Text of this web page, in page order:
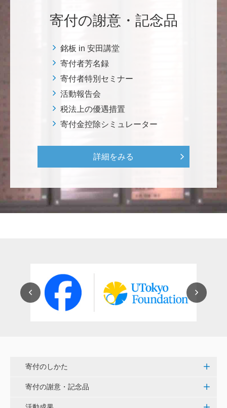
です。 <障害のある学生や研究者の活躍応援基金>
恵良 道信
リベラルアーツとしての経済学をさらに発展させて 下
さい。 <経済学研究科・経済学部支援基金>
紺野 邦昭
世界のISAKI」を実現し、日本を、そして世界をリー
ス・プロジェクト（三崎臨海実験所）>
穴吹 善範
昨春に開催された小石川植物園の観桜会は素晴らし
用いただけると幸いです。 <東京大学動物医療センタ
ー未来基金（東大VMC基金）>
白石流司、その始まりを赤門に。 <ひらけ！赤門プロ
ジェクト>
寄付の謝意・記念品
銘板 in 安田講堂
寄付者芳名録
寄付者特別セミナー
活動報告会
税法上の優遇措置
寄付金控除シミュレーター
詳細をみる
寄付のしかた
寄付の謝意・記念品